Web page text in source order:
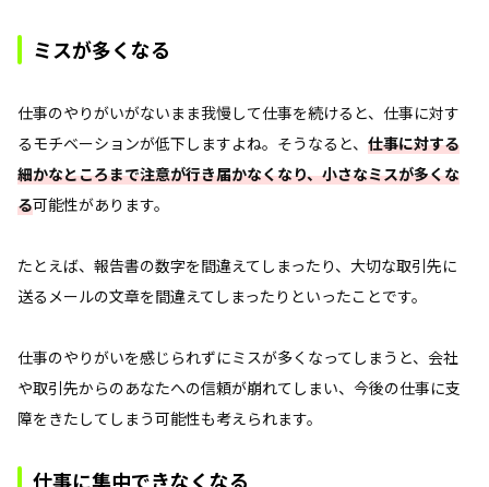
ミスが多くなる
仕事のやりがいがないまま我慢して仕事を続けると、仕事に対す
るモチベーションが低下しますよね。そうなると、 仕事に対する
細かなところまで注意が行き届かなくなり、小さなミスが多くな
る可能性があります。
たとえば、報告書の数字を間違えてしまったり、大切な取引先に
送るメールの文章を間違えてしまったりといったことです。
仕事のやりがいを感じられずにミスが多くなってしまうと、会社
や取引先からのあなたへの信頼が崩れてしまい、今後の仕事に支
障をきたしてしまう可能性も考えられます。
仕事に集中できなくなる